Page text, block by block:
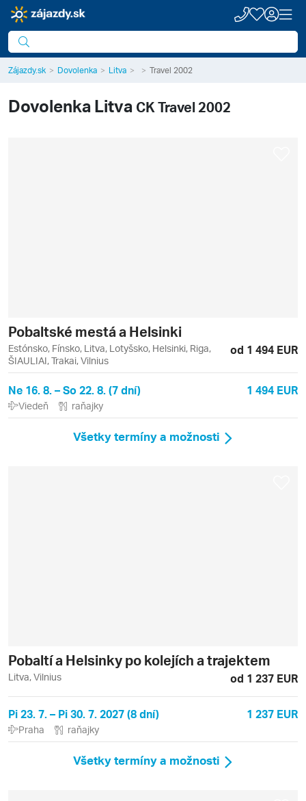
Zájazdy.sk Dovolenka Litva Travel 2002
Dovolenka Litva CK Travel 2002
Pobaltské mestá a Helsinki
Estónsko, Fínsko, Litva, Lotyšsko, Helsinki, Riga,
ŠIAULIAI, Trakai, Vilnius
od 1 494 EUR
Ne 16. 8. – So 22. 8. (7 dní) 1 494 EUR
Viedeň raňajky
Všetky termíny a možnosti
Pobaltí a Helsinky po kolejích a trajektem
Litva, Vilnius od 1 237 EUR
Pi 23. 7. – Pi 30. 7. 2027 (8 dní) 1 237 EUR
Praha raňajky
Všetky termíny a možnosti